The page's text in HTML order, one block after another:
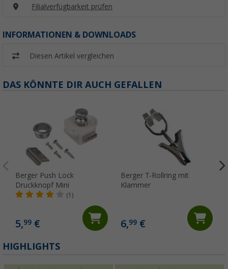
Filialverfügbarkeit prüfen
INFORMATIONEN & DOWNLOADS
Diesen Artikel vergleichen
DAS KÖNNTE DIR AUCH GEFALLEN
Berger Push Lock
Druckknopf Mini
(1)
5,99 €
Berger T-Rollring mit
Klammer
6,99€
HIGHLIGHTS